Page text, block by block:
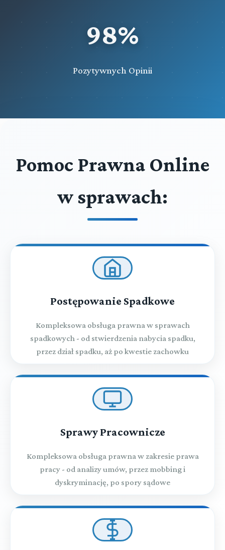
98%
Pozytywnych Opinii
Pomoc Prawna Online
w sprawach:
Postępowanie Spadkowe
Kompleksowa obsługa prawna w sprawach
spadkowych - od stwierdzenia nabycia spadku,
przez dział spadku, aż po kwestie zachowku
Sprawy Pracownicze
Kompleksowa obsługa prawna w zakresie prawa
pracy - od analizy umów, przez mobbing i
dyskryminację, po spory sądowe